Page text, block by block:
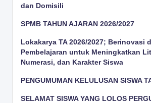
dan Domisili
SPMB TAHUN AJARAN 2026/2027
Lokakarya TA 2026/2027; Berinovasi
Pembelajaran untuk Meningkatkan
Numerasi, dan Karakter Siswa
PENGUMUMAN KELULUSAN SISWA
SELAMAT SISWA YANG LOLOS